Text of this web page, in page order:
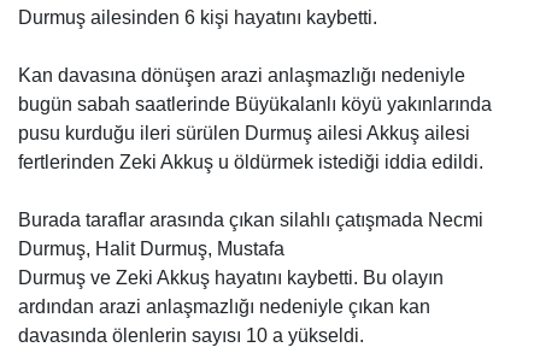
Durmuş ailesinden 6 kişi hayatını kaybetti.
Kan davasına dönüşen arazi anlaşmazlığı nedeniyle
bugün sabah saatlerinde Büyükalanlı köyü yakınlarında
pusu kurduğu ileri sürülen Durmuş ailesi Akkuş ailesi
fertlerinden Zeki Akkuş u öldürmek istediği iddia edildi.
Burada taraflar arasında çıkan silahlı çatışmada Necmi
Durmuş, Halit Durmuş, Mustafa
Durmuş ve Zeki Akkuş hayatını kaybetti. Bu olayın
ardından arazi anlaşmazlığı nedeniyle çıkan kan
davasında ölenlerin sayısı 10 a yükseldi.